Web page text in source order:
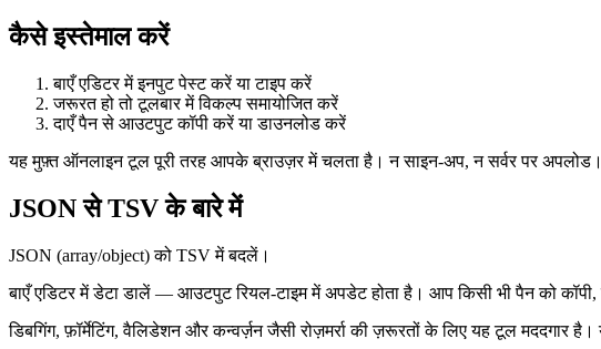
कैसे इस्तेमाल करें
बाएँ एडिटर में इनपुट पेस्ट करें या टाइप करें
जरूरत हो तो टूलबार में विकल्प समायोजित करें
दाएँ पैन से आउटपुट कॉपी करें या डाउनलोड करें
यह मुफ़्त ऑनलाइन टूल पूरी तरह आपके ब्राउज़र में चलता है। न साइन‑अप, न सर्वर पर अपलोड।
JSON से TSV के बारे में
JSON (array/object) को TSV में बदलें।
बाएँ एडिटर में डेटा डालें — आउटपुट रियल‑टाइम में अपडेट होता है। आप किसी भी पैन को
डिबगिंग, फ़ॉर्मेटिंग, वैलिडेशन और कन्वर्ज़न जैसी रोज़मर्रा की ज़रूरतों के लिए यह टूल मददगार